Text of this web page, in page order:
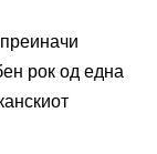
рок од една